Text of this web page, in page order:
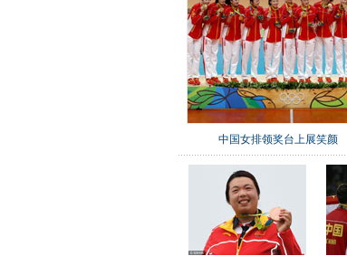
中国女排领奖台上展笑颜